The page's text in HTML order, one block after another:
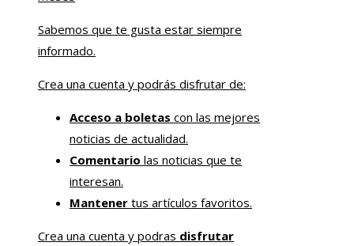
Sabemos que te gusta estar siempre
informado.
Crea una cuenta y podrás disfrutar de:
Acceso a boletas con las mejores
noticias de actualidad.
Comentario las noticias que te
interesan.
Mantener tus artículos favoritos.
Crea una cuenta y podras disfrutar